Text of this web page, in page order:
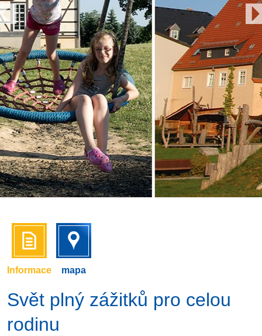
Informace mapa
Svět plný zážitků pro celou
rodinu